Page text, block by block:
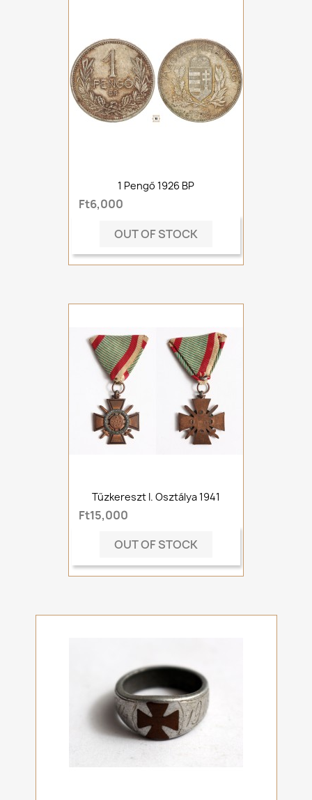
1 Pengő 1926 BP
Ft6,000
OUT OF STOCK
Tűzkereszt I. Osztálya 1941
Ft15,000
OUT OF STOCK